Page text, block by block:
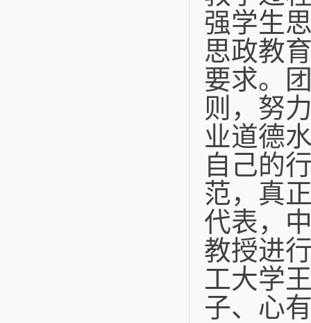
强学生
思政教
要求。
则，努
业道德
自己的
范，真
代表，
教授进
工大学
子、心